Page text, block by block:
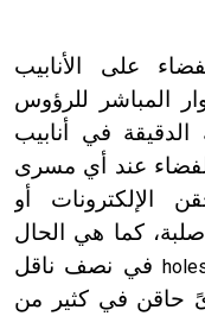
على الأنابيب
المباشر للرؤوس
الدقيقة في أنابيب
الفضاء عند أي مسرى
الإلكترونات أو
صلبة، كما هي الحال
في نصف ناقل
حاقن في كثير من